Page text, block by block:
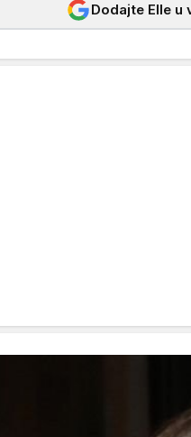
Dodajte Elle u